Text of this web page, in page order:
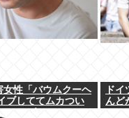
女性「バウムクーヘ
ブしててムカつい
ド
んど